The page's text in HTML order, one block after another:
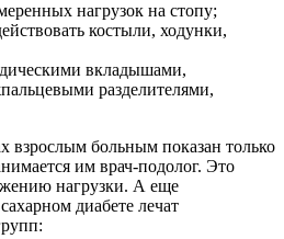
нагрузок на стопу;
костыли, ходунки,
вкладышами,
разделителями,
взрослым больным показан только
им врач-подолог. Это
нагрузки. А еще
диабете лечат